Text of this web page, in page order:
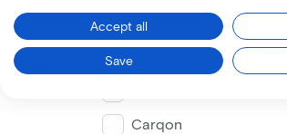
Marques
Carqon
Accept all
Save